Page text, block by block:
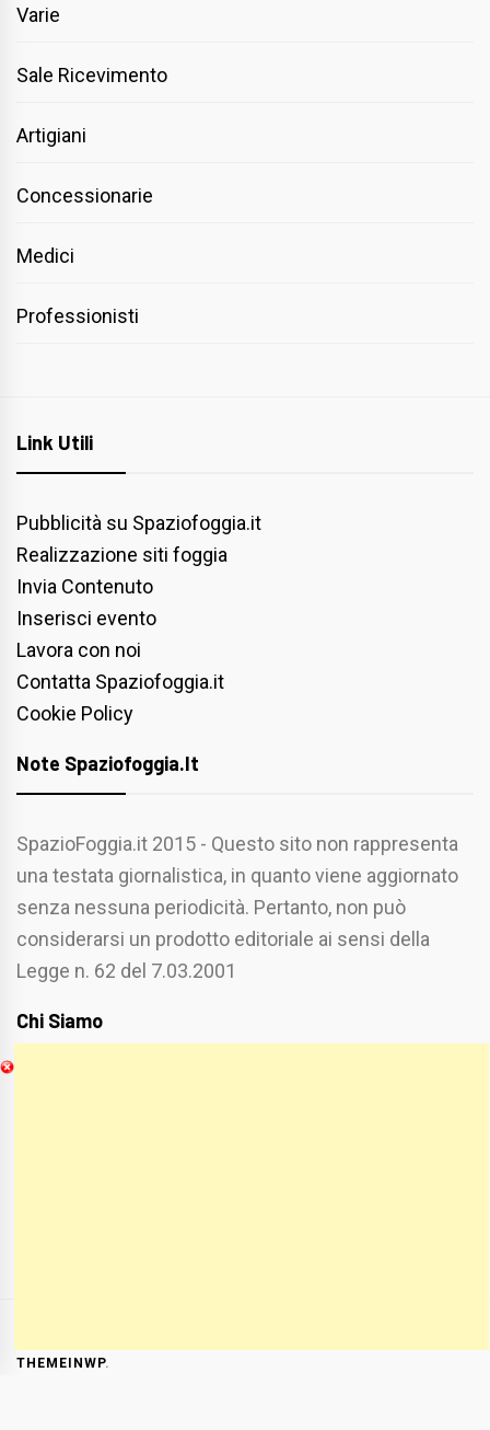
Varie
Sale Ricevimento
Artigiani
Concessionarie
Medici
Professionisti
Link Utili
Pubblicità su Spaziofoggia.it
Realizzazione siti foggia
Invia Contenuto
Inserisci evento
Lavora con noi
Contatta Spaziofoggia.it
Cookie Policy
Note Spaziofoggia.it
SpazioFoggia.it 2015 - Questo sito non rappresenta
una testata giornalistica, in quanto viene aggiornato
senza nessuna periodicità. Pertanto, non può
considerarsi un prodotto editoriale ai sensi della
Legge n. 62 del 7.03.2001
Chi Siamo
THEMEINWP.